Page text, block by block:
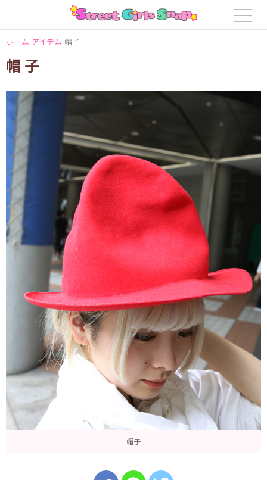
ホーム アイテム 帽子
帽子
帽子